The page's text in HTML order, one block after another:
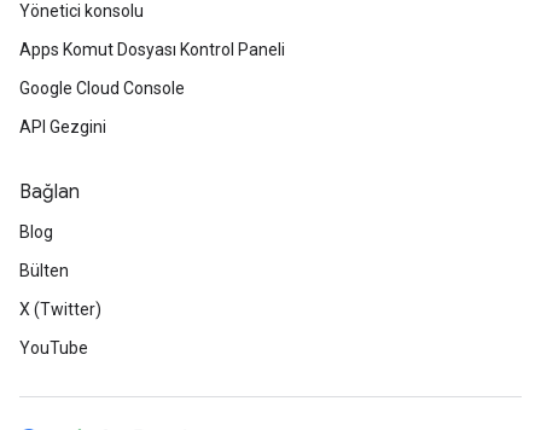
Yönetici konsolu
Apps Komut Dosyası Kontrol Paneli
Google Cloud Console
API Gezgini
Bağlan
Blog
Bülten
X (Twitter)
YouTube